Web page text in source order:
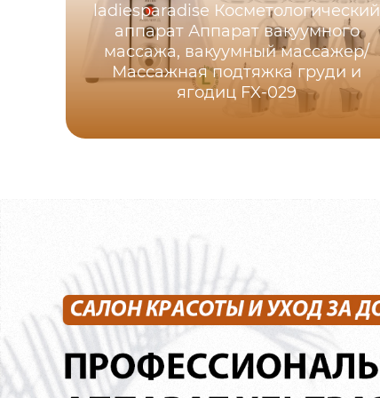
ladiesparadise Косметологический
аппарат Аппарат вакуумного
массажа, вакуумный массажер/
Массажная подтяжка груди и
ягодиц FX-029